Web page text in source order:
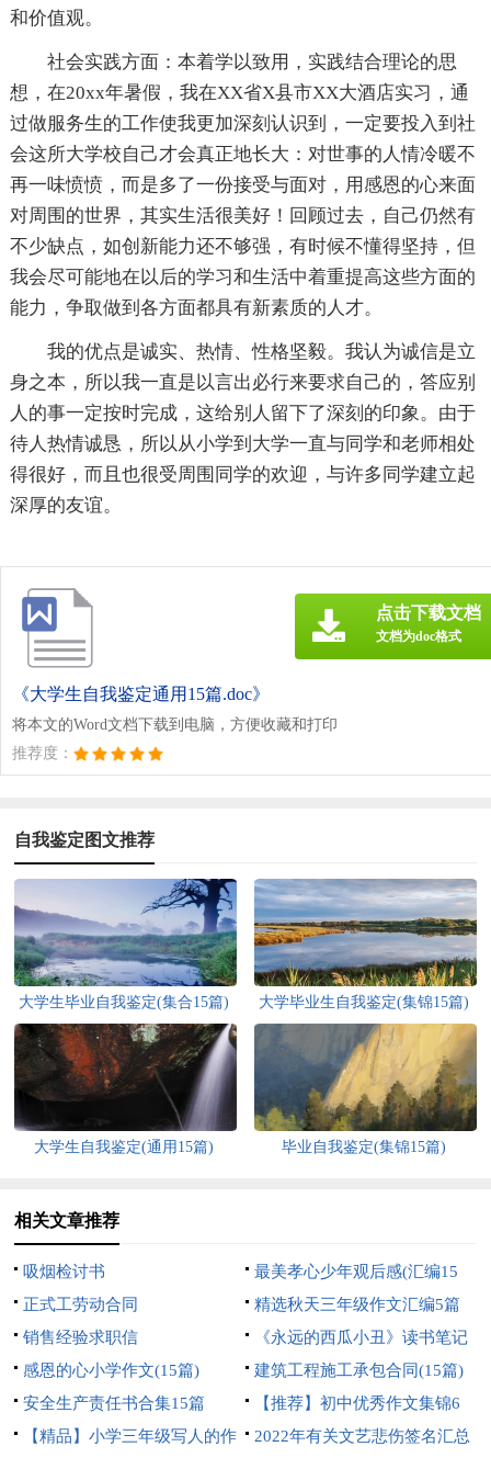
和价值观。
社会实践方面：本着学以致用，实践结合理论的思
想，在20xx年暑假，我在XX省X县市XX大酒店实习，通
过做服务生的工作使我更加深刻认识到，一定要投入到社
会这所大学校自己才会真正地长大：对世事的人情冷暖不
再一味愤愤，而是多了一份接受与面对，用感恩的心来面
对周围的世界，其实生活很美好！回顾过去，自己仍然有
不少缺点，如创新能力还不够强，有时候不懂得坚持，但
我会尽可能地在以后的学习和生活中着重提高这些方面的
能力，争取做到各方面都具有新素质的人才。
我的优点是诚实、热情、性格坚毅。我认为诚信是立
身之本，所以我一直是以言出必行来要求自己的，答应别
人的事一定按时完成，这给别人留下了深刻的印象。由于
待人热情诚恳，所以从小学到大学一直与同学和老师相处
得很好，而且也很受周围同学的欢迎，与许多同学建立起
深厚的友谊。
《大学生自我鉴定通用15篇.doc》
将本文的Word文档下载到电脑，方便收藏和打印
推荐度：
点击下载文档
文档为doc格式
自我鉴定图文推荐
大学生毕业自我鉴定(集合15篇) 大学毕业生自我鉴定(集锦15篇)
大学生自我鉴定(通用15篇) 毕业自我鉴定(集锦15篇)
相关文章推荐
吸烟检讨书
最美孝心少年观后感(汇编15
篇)
正式工劳动合同
精选秋天三年级作文汇编5篇
销售经验求职信
《永远的西瓜小丑》读书笔记
感恩的心小学作文(15篇)
建筑工程施工承包合同(15篇)
安全生产责任书合集15篇
【推荐】初中优秀作文集锦6
篇
【精品】小学三年级写人的作
2022年有关文艺悲伤签名汇总